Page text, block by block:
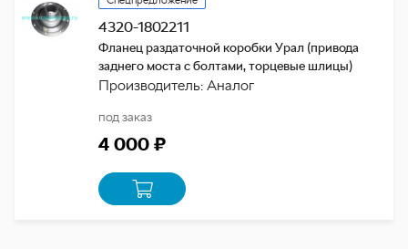
4320-1802211
Фланец раздаточной коробки Урал (привода
заднего моста с болтами, торцевые шлицы)
Производитель: Аналог
под заказ
4 000 ₽